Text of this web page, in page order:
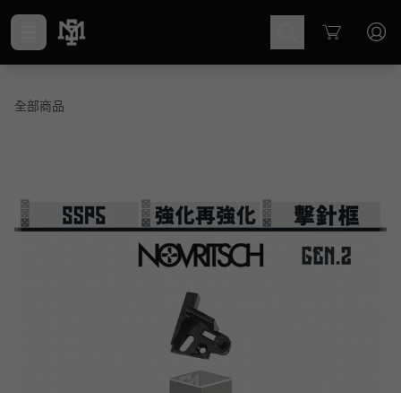
Cart
全部商品